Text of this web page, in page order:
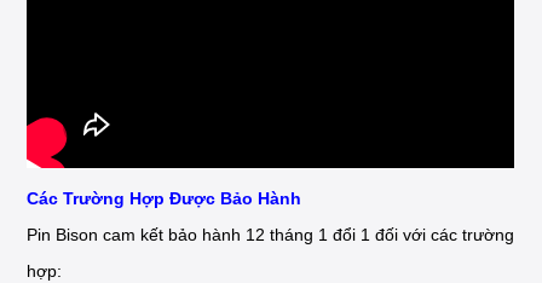
Các Trường Hợp Được Bảo Hành
Pin Bison cam kết bảo hành 12 tháng 1 đổi 1 đối với các trường
hợp: